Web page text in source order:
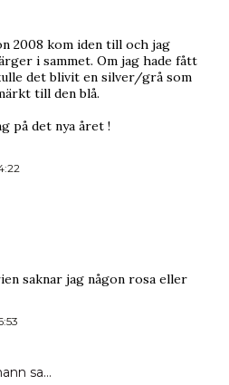
2008 kom iden till och jag
i sammet. Om jag hade fått
det blivit en silver/grå som
till den blå.
på det nya året !
saknar jag någon rosa eller
sa…